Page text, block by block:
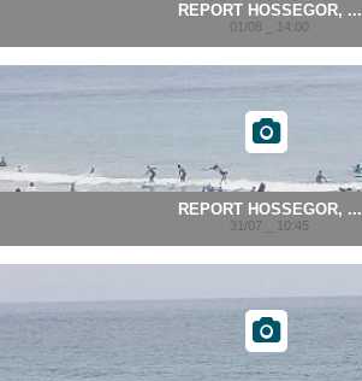
REPORT HOSSEGOR, ...
01/08 _ 14:00
REPORT HOSSEGOR, ...
31/07 _ 10:45